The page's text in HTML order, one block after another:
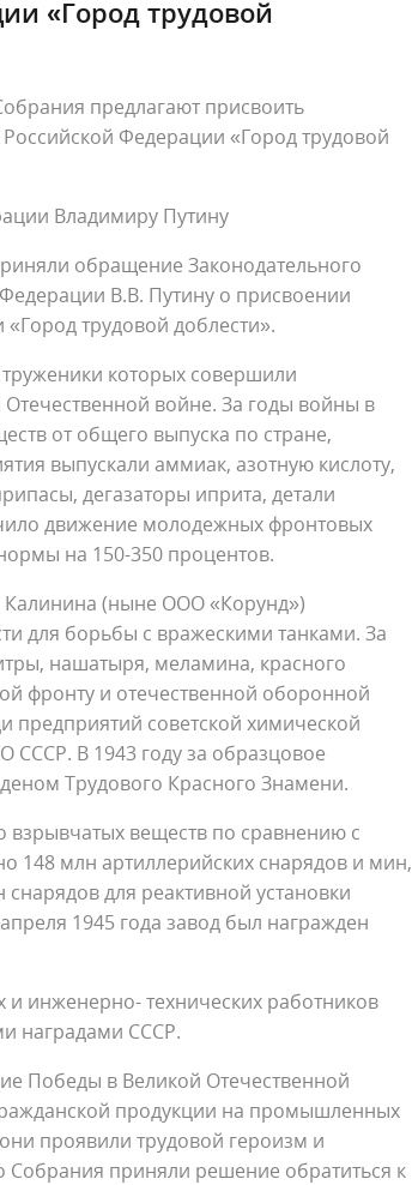
«Город трудовой
предлагают присвоить
Федерации «Город трудовой
Владимиру Путину
обращение Законодательного
В.В. Путину о присвоении
трудовой доблести».
которых совершили
войне. За годы войны в
от общего выпуска по стране,
выпускали аммиак, азотную кислоту,
дегазаторы иприта, детали
движение молодежных фронтовых
на 150-350 процентов.
(ныне ООО «Корунд»)
для борьбы с вражескими танками. За
нашатыря, меламина, красного
фронту и отечественной оборонной
предприятий советской химической
В 1943 году за образцовое
Трудового Красного Знамени.
взрывчатых веществ по сравнению с
148 млн артиллерийских снарядов и мин,
для реактивной установки
1945 года завод был награжден
инженерно- технических работников
наградами СССР.
Победы в Великой Отечественной
продукции на промышленных
проявили трудовой героизм и
Собрания приняли решение обратиться к